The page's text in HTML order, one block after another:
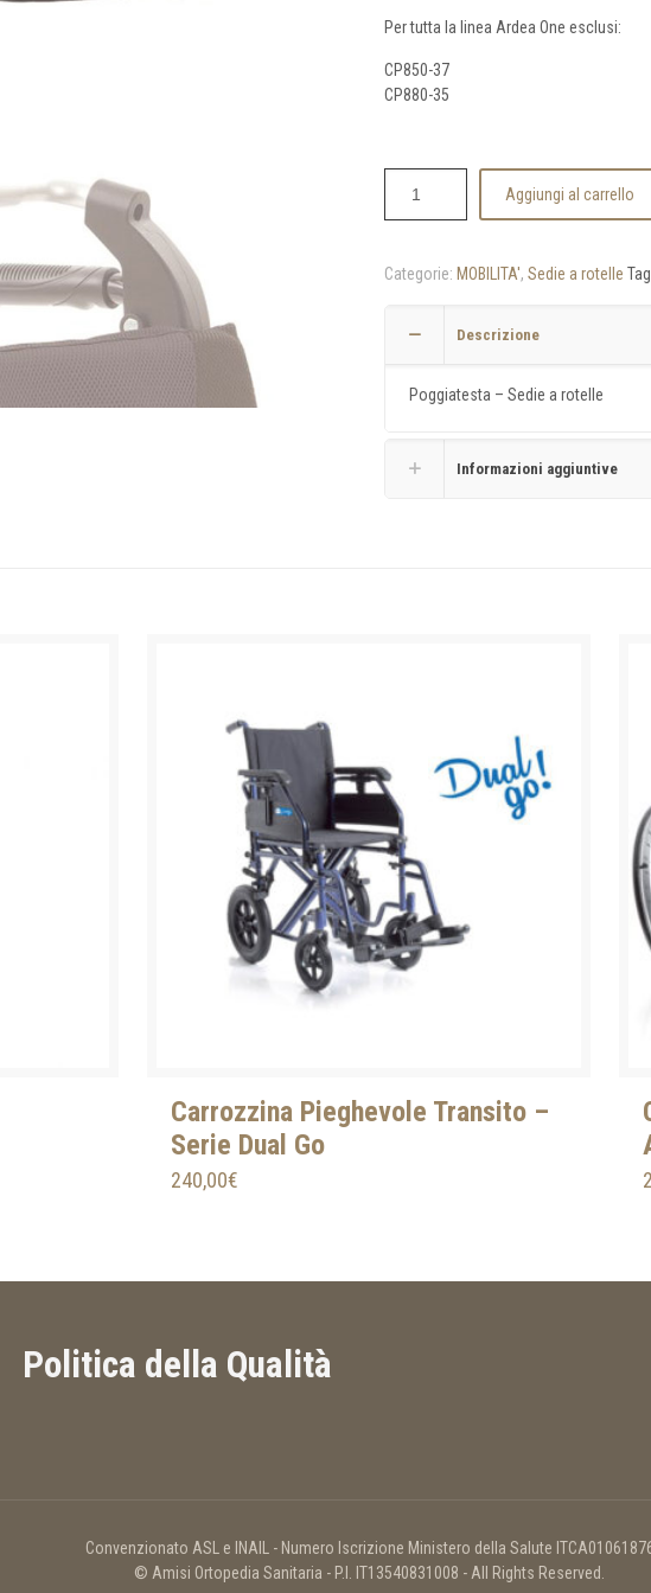
Per tutta la linea Ardea One esclusi:
CP850-37
CP880-35
Aggiungi al carrello
Categorie: MOBILITA', Sedie a rotelle
Descrizione
Poggiatesta – Sedie a rotelle
Informazioni aggiuntive
Carrozzina Pieghevole Transito –
Serie Dual Go
240,00€
Politica della Qualità
Convenzionato ASL e INAIL - Numero Iscrizione Ministero della Salute
© Amisi Ortopedia Sanitaria - P.I. IT13540831008 - All Rights Reserved.